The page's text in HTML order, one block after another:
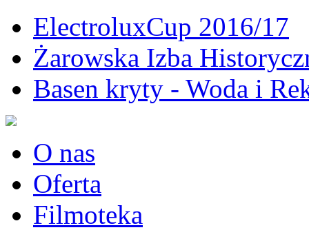
ElectroluxCup 2016/17
Żarowska Izba
Basen kryty - Woda i
O nas
Oferta
Filmoteka